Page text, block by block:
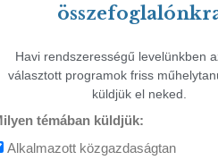
Havi rendszerességű levelünkben
választott programok friss
küldjük el neked.
témában küldjük:
Alkalmazott közgazdaságtan